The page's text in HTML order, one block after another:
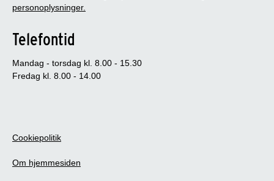
personoplysninger.
Telefontid
Mandag - torsdag kl. 8.00 - 15.30
Fredag kl. 8.00 - 14.00
Cookiepolitik
Om hjemmesiden